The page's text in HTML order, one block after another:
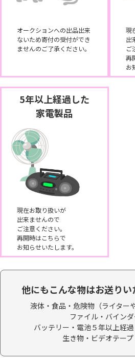
オークションへの出品出来
ないため寄付の受付ができ
ませんのご了承ください。
現
出
ご
再
お
5年以上経過した
家電製品
現在お取り扱いが
出来ませんので
ご注意ください。
再開時はこちらで
お知らせいたします。
他にもこんな物はお送りい
液体・食品・ 危険物（ライター
ファイル・バインダ
バッテリー・電池５年以上経
生き物・ビデオテープ